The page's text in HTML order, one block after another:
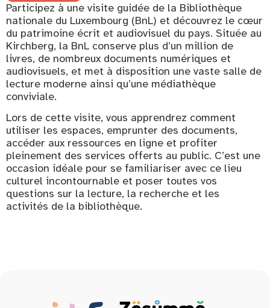
Participez à une visite guidée de la Bibliothèque
nationale du Luxembourg (BnL) et découvrez le cœur
du patrimoine écrit et audiovisuel du pays. Située au
Kirchberg, la BnL conserve plus d’un million de
livres, de nombreux documents numériques et
audiovisuels, et met à disposition une vaste salle de
lecture moderne ainsi qu’une médiathèque
conviviale.
Lors de cette visite, vous apprendrez comment
utiliser les espaces, emprunter des documents,
accéder aux ressources en ligne et profiter
pleinement des services offerts au public. C’est une
occasion idéale pour se familiariser avec ce lieu
culturel incontournable et poser toutes vos
questions sur la lecture, la recherche et les
activités de la bibliothèque.